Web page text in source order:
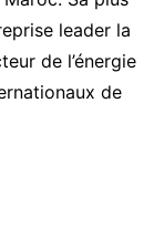
leader la
de l’énergie
de